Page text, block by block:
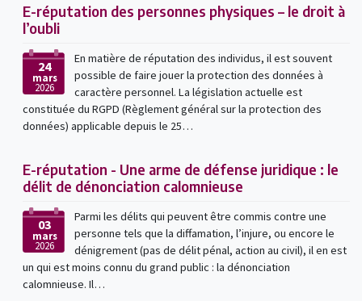
E-réputation des personnes physiques – le droit à
l’oubli
24
mars
2026
En matière de réputation des individus, il est souvent
possible de faire jouer la protection des données à
caractère personnel. La législation actuelle est
constituée du RGPD (Règlement général sur la protection des
données) applicable depuis le 25…
E-réputation - Une arme de défense juridique : le
délit de dénonciation calomnieuse
03
mars
2026
Parmi les délits qui peuvent être commis contre une
personne tels que la diffamation, l’injure, ou encore le
dénigrement (pas de délit pénal, action au civil), il en est
un qui est moins connu du grand public : la dénonciation
calomnieuse. Il…